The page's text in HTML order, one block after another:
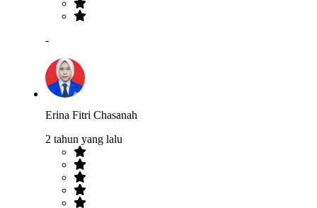
-
Erina Fitri Chasanah
2 tahun yang lalu